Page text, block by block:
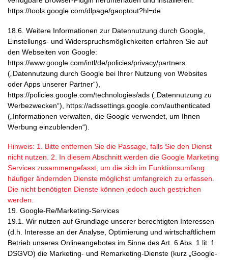
https://tools.google.com/dlpage/gaoptout?hl=de.
18.6. Weitere Informationen zur Datennutzung durch Google,
Einstellungs- und Widerspruchsmöglichkeiten erfahren Sie auf
den Webseiten von Google:
https://www.google.com/intl/de/policies/privacy/partners
(„Datennutzung durch Google bei Ihrer Nutzung von Websites
oder Apps unserer Partner“),
https://policies.google.com/technologies/ads („Datennutzung zu
Werbezwecken“), https://adssettings.google.com/authenticated
(„Informationen verwalten, die Google verwendet, um Ihnen
Werbung einzublenden“).
Hinweis: 1. Bitte entfernen Sie die Passage, falls Sie den Dienst
nicht nutzen. 2. In diesem Abschnitt werden die Google Marketing
Services zusammengefasst, um die sich im Funktionsumfang
häufiger ändernden Dienste möglichst umfangreich zu erfassen.
Die nicht benötigten Dienste können jedoch auch gestrichen
werden.
19. Google-Re/Marketing-Services
19.1. Wir nutzen auf Grundlage unserer berechtigten Interessen
(d.h. Interesse an der Analyse, Optimierung und wirtschaftlichem
Betrieb unseres Onlineangebotes im Sinne des Art. 6 Abs. 1 lit. f.
DSGVO) die Marketing- und Remarketing-Dienste (kurz „Google-